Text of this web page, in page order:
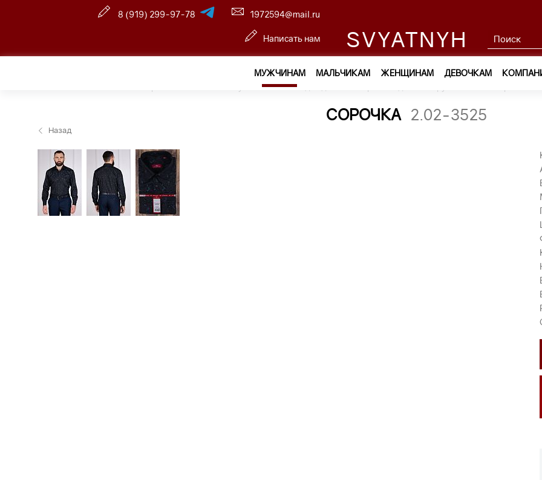
8 (919) 299-97-78 1972594@mail.ru
Написать нам SVYATNYH
МУЖЧИНАМ МАЛЬЧИКАМ ЖЕНЩИНАМ ДЕВОЧКАМ
Мужчинам —
СОРОЧКА 2.02-3525
Назад